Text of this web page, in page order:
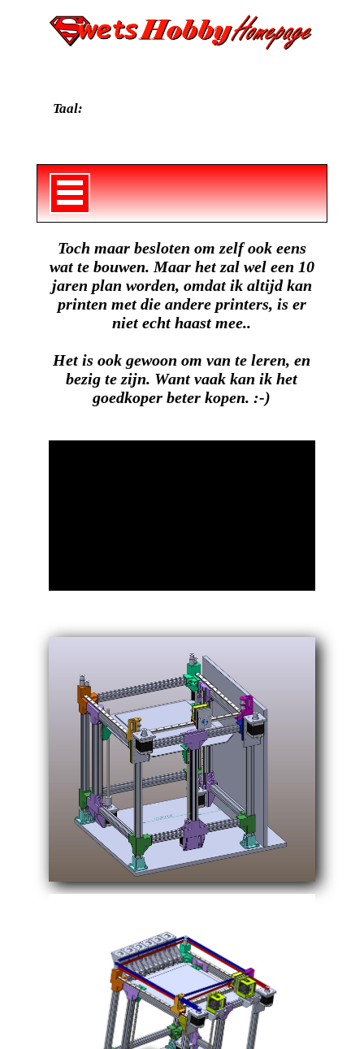
Taal:
Toch maar besloten om zelf ook eens
wat te bouwen. Maar het zal wel een 10
jaren plan worden, omdat ik altijd kan
printen met die andere printers, is er
niet echt haast mee..
Het is ook gewoon om van te leren, en
bezig te zijn. Want vaak kan ik het
goedkoper beter kopen. :-)